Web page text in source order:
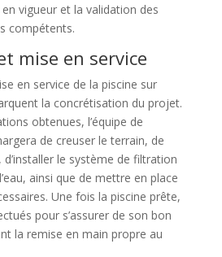
vigueur et la validation des
compétents.
mise en service
en service de la piscine sur
la concrétisation du projet.
obtenues, l’équipe de
de creuser le terrain, de
le système de filtration
ainsi que de mettre en place
Une fois la piscine prête,
pour s’assurer de son bon
la remise en main propre au